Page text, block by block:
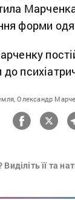
форми
Олександр
її та